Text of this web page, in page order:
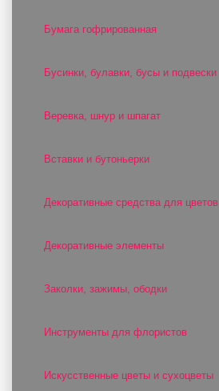
Бумага гофрированная
Бусинки, булавки, бусы и подвески
Веревка, шнур и шпагат
Вставки и бутоньерки
Декоративные средства для цветов
Декоративные элементы
Заколки, зажимы, ободки
Инструменты для флористов
Искусственные цветы и сухоцветы